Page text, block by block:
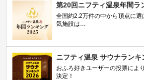
第20回ニフティ温泉年間ラ
全国約2.2万件の中から頂点に選
気施設は…
ニフティ温泉 サウナランキ
おふろ好きユーザーの投票によ
決定！